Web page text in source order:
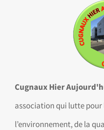
Cugnaux Hier
association qui lutte pour
l’environnement, de la